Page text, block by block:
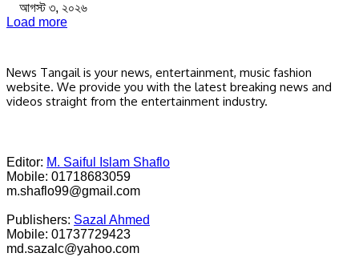
আগস্ট ৩, ২০২৬
Load more
News Tangail is your news, entertainment, music fashion
website. We provide you with the latest breaking news and
videos straight from the entertainment industry.
Editor: M. Saiful Islam Shaflo
Mobile: 01718683059
m.shaflo99@gmail.com
Publishers: Sazal Ahmed
Mobile: 01737729423
md.sazalc@yahoo.com